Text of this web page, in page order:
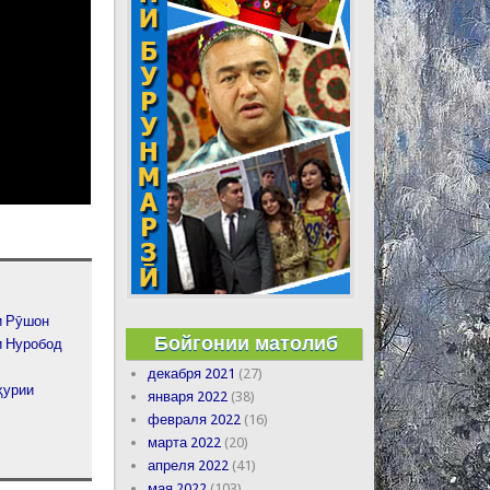
Рӯшон
Нуробод
Бойгонии матолиб
декабря 2021 (27)
января 2022 (38)
февраля 2022 (16)
марта 2022 (20)
апреля 2022 (41)